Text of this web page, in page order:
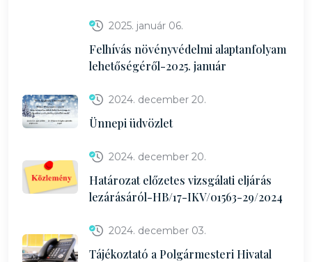
2025. január 06.
Felhívás növényvédelmi alaptanfolyam
lehetőségéről-2025. január
2024. december 20.
Ünnepi üdvözlet
2024. december 20.
Határozat előzetes vizsgálati eljárás
lezárásáról-HB/17-IKV/01563-29/2024
2024. december 03.
Tájékoztató a Polgármesteri Hivatal